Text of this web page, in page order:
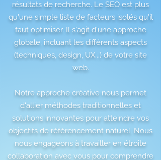
résultats de recherche. Le SEO est plus
qu'une simple liste de facteurs isolés qu'il
faut optimiser. Il s'agit d'une approche
globale, incluant les différents aspects
(techniques, design, UX...) de votre site
web.
Notre approche créative nous permet
d'allier méthodes traditionnelles et
solutions innovantes pour atteindre vos
objectifs de référencement naturel. Nous
nous engageons à travailler en étroite
collaboration avec vous pour comprendre